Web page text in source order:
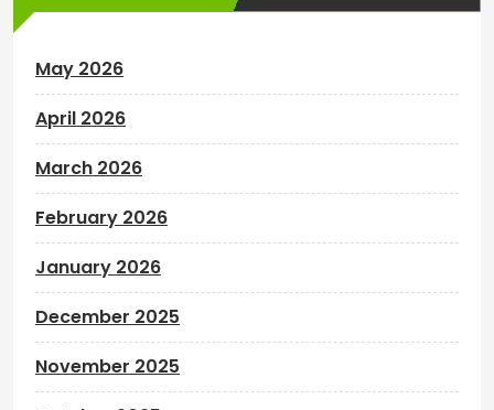
May 2026
April 2026
March 2026
February 2026
January 2026
December 2025
November 2025